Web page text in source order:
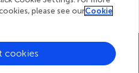
דף הבית של Frontiers
please see ourCookie
cookies